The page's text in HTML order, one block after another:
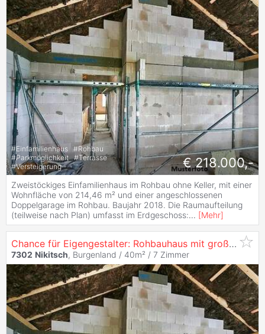
#Einfamilienhaus #Rohbau
#Parkmöglichkeit #Terrasse
#Versteigerung € 218.000,-
Zweistöckiges Einfamilienhaus im Rohbau ohne Keller, mit einer
Wohnfläche von 214,46 m² und einer angeschlossenen
Doppelgarage im Rohbau. Baujahr 2018. Die Raumaufteilung
(teilweise nach Plan) umfasst im Erdgeschoss:... [Mehr]
Chance für Eigengestalter: Rohbauhaus mit großzügigem Grundriss
7302 Nikitsch, Burgenland / 40m² / 7 Zimmer